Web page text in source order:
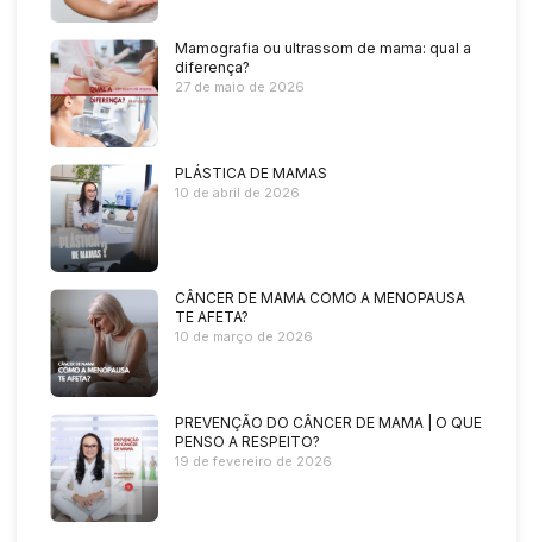
Mamografia ou ultrassom de mama: qual a
diferença?
27 de maio de 2026
PLÁSTICA DE MAMAS
10 de abril de 2026
CÂNCER DE MAMA COMO A MENOPAUSA
TE AFETA?
10 de março de 2026
PREVENÇÃO DO CÂNCER DE MAMA | O QUE
PENSO A RESPEITO?
19 de fevereiro de 2026